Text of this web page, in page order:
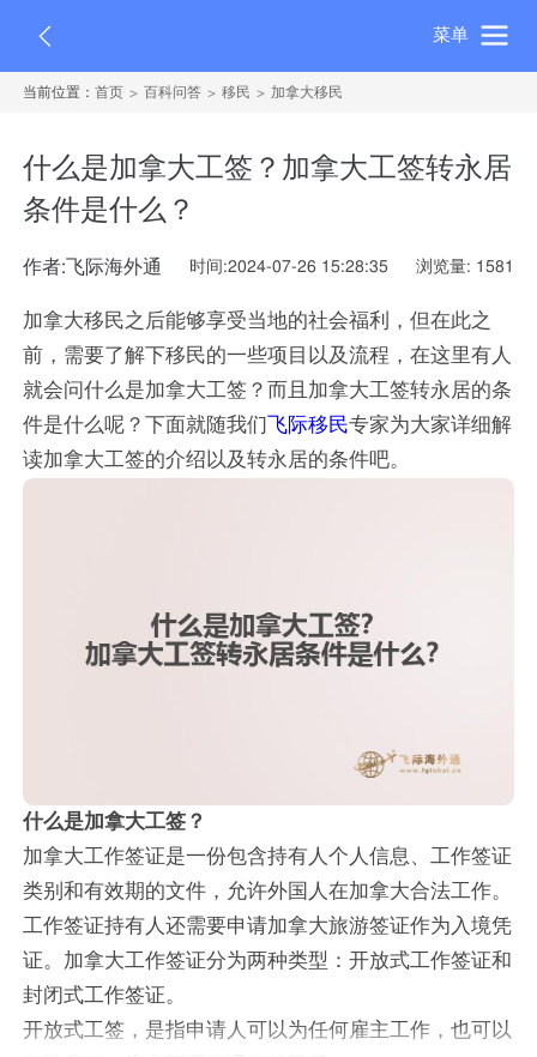
菜单
当前位置：首页 百科问答 移民 加拿大移民
什么是加拿大工签？加拿大工签转永居
条件是什么？
作者:飞际海外通 时间:2024-07-26 15:28:35 浏览量: 1581
加拿大移民之后能够享受当地的社会福利，但在此之
前，需要了解下移民的一些项目以及流程，在这里有人
就会问什么是加拿大工签？而且加拿大工签转永居的条
件是什么呢？下面就随我们
飞际移民专家为大家详细解
读加拿大工签的介绍以及转永居的条件吧。
什么是加拿大工签？
加拿大工作签证是一份包含持有人个人信息、工作签证
类别和有效期的文件，允许外国人在加拿大合法工作。
工作签证持有人还需要申请加拿大旅游签证作为入境凭
证。加拿大工作签证分为两种类型：开放式工作签证和
封闭式工作签证。
开放式工签，是指申请人可以为任何雇主工作，也可以